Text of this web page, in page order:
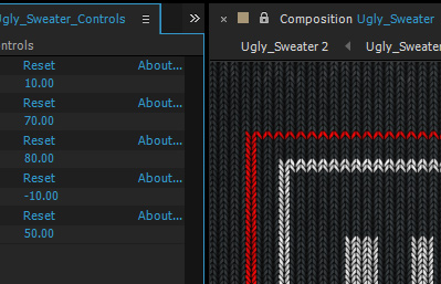
effects, автор показывает создание шейповой анимации к новому
текста. мы все это красиво оформим, стилизуем, и динамично
after effects. также, хотелось бы отметить, что все иконки